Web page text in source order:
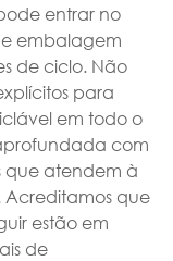
entrar no
embalagem
de ciclo. Não
para
em todo o
com
que atendem à
Acreditamos que
estão em
de